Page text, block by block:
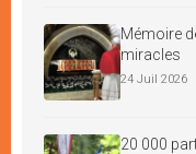
Mémoire
miracles
24 Juil 2026
20 000